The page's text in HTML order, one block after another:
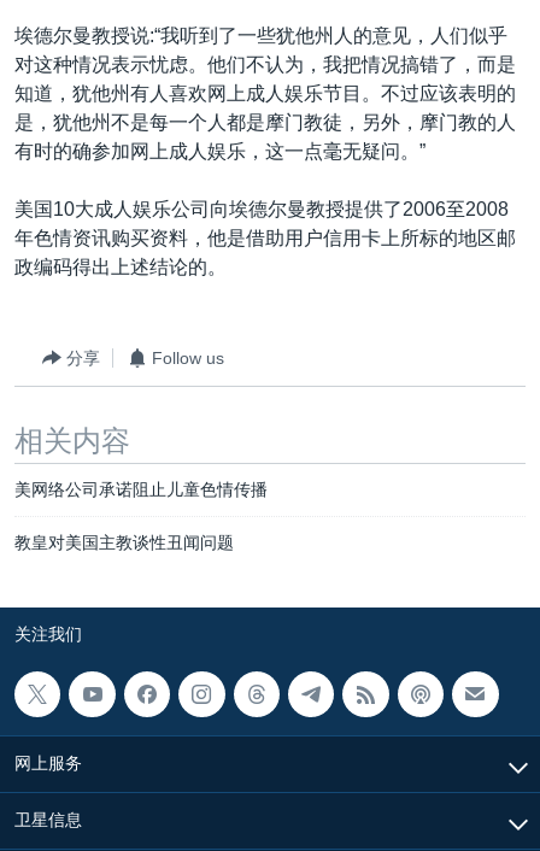
埃德尔曼教授说:“我听到了一些犹他州人的意见，人们似乎
对这种情况表示忧虑。他们不认为，我把情况搞错了，而是
知道，犹他州有人喜欢网上成人娱乐节目。不过应该表明的
是，犹他州不是每一个人都是摩门教徒，另外，摩门教的人
有时的确参加网上成人娱乐，这一点毫无疑问。”
美国10大成人娱乐公司向埃德尔曼教授提供了2006至2008
年色情资讯购买资料，他是借助用户信用卡上所标的地区邮
政编码得出上述结论的。
分享 Follow us
相关内容
美网络公司承诺阻止儿童色情传播
教皇对美国主教谈性丑闻问题
关注我们
网上服务
卫星信息